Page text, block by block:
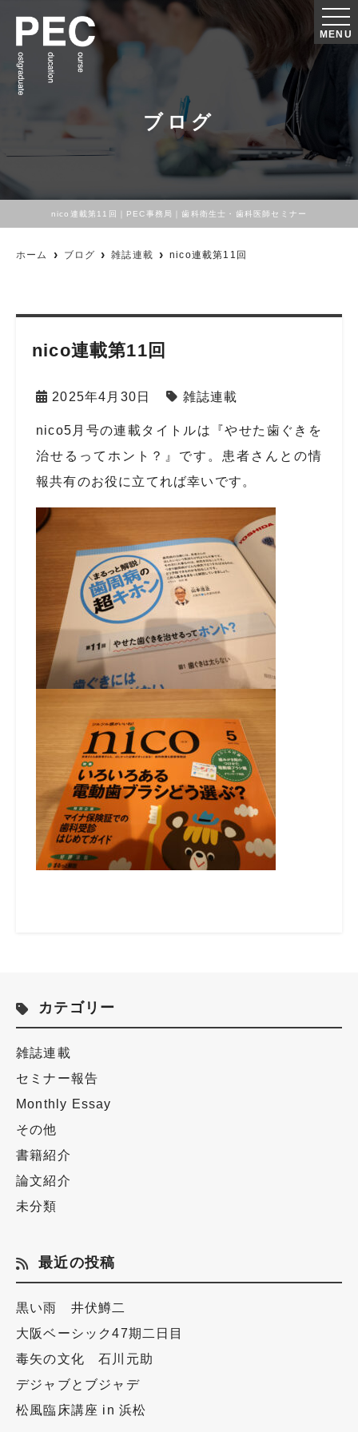
MENU
ブログ
nico連載第11回｜PEC事務局｜歯科衛生士・歯科医師セミナー
ホーム ブログ 雑誌連載 nico連載第11回
nico連載第11回
2025年4月30日 雑誌連載
nico5 月号の連載タイトルは『やせた歯ぐきを
治せるってホント？』です。患者さんとの情
報共有のお役に立てれば幸いです。
カテゴリー
雑誌連載
セミナー報告
Monthly Essay
その他
書籍紹介
論文紹介
未分類
最近の投稿
黒い雨 井伏鱒二
大阪ベーシック47期二日目
毒矢の文化 石川元助
デジャブとブジャデ
松風臨床講座 in 浜松